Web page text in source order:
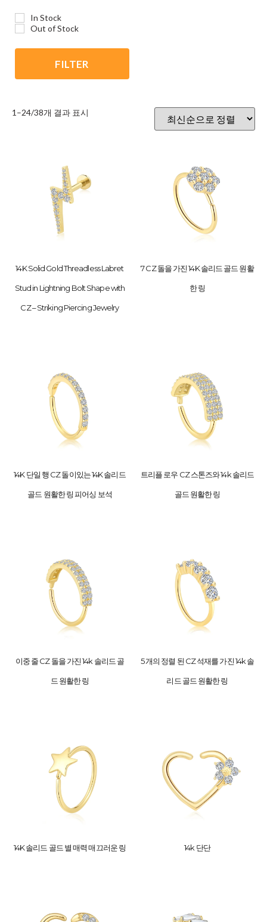
In Stock
Out of Stock
FILTER
1–24/38개 결과 표시
14K Solid Gold Threadless Labret
Stud in Lightning Bolt Shape with
CZ – Striking Piercing Jewelry
7 CZ 돌을 가진 14K 솔리드 골드 원활
한 링
14K 단일 행 CZ 돌이있는 14K 솔리드
골드 원활한 링 피어싱 보석
트리플 로우 CZ 스톤즈와 14k 솔리드
골드 원활한 링
이중 줄 CZ 돌을 가진 14k 솔리드 골
드 원활한 링
5 개의 정렬 된 CZ 석재를 가진 14k 솔
리드 골드 원활한 링
14K 솔리드 골드 별 매력 매끄러운 링 14k 단단